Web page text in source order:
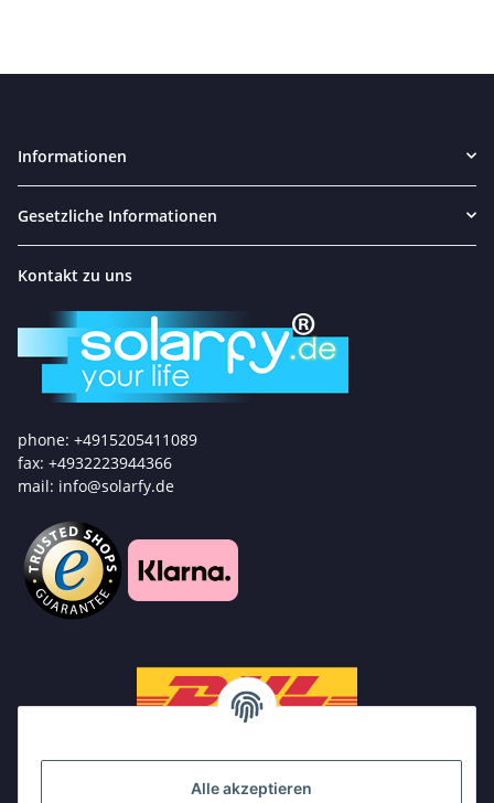
Alle akzeptieren
Informationen
Gesetzliche Informationen
Kontakt zu uns
phone: +4915205411089
fax: +4932223944366
mail: info@solarfy.de